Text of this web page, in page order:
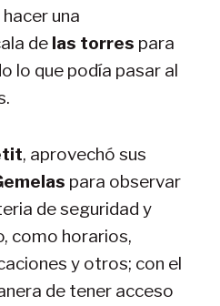
una
de las torres para
lo que podía pasar al
, aprovechó sus
para observar
de seguridad y
como horarios,
y otros; con el
de tener acceso